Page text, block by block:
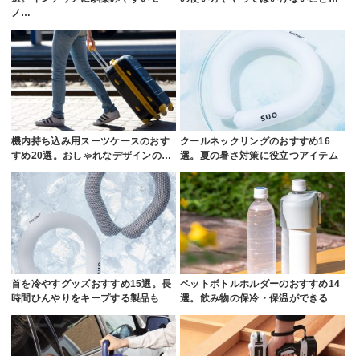
ノ…
機内持ち込み用スーツケースのおす
すめ20選。おしゃれなデザインの…
クールネックリングのおすすめ16
選。夏の暑さ対策に役立つアイテム
首を冷やすグッズおすすめ15選。長
時間ひんやりをキープする製品も
ペットボトルホルダーのおすすめ14
選。飲み物の保冷・保温ができる